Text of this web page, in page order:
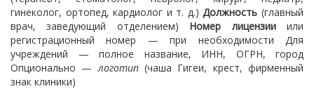
гинеколог, ортопед, кардиолог и т. д.) Должность (главный
врач, заведующий отделением)
Номер лицензииили
регистрационный номер — при необходимости
Для
учреждений — полное название, ИНН, ОГРН, город
Опционально —логотип(чаша Гигеи, крест, фирменный
знак клиники)